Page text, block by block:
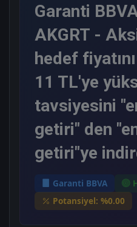
Garanti
AKGRT -
hedef
11 TL'ye
tavsiyesini
getiri" den
getiri"ye
Garanti BBVA
Potansiyel: %0.00